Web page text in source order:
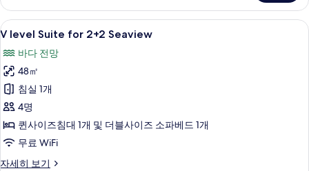
자
세
히
기
V
level
Suite
for
2+2
Seaview
사
진
모
V level Suite for 2+2 Seaview | 거실 |
9
V level Suite for 2+2 Seaview
바다 전망
48㎡
침실 1개
4명
퀸사이즈침대 1개 및 더블사이즈 소파베드 1개
무료 WiFi
자세히 보기
V